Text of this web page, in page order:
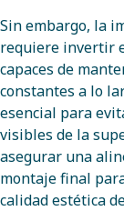
Sin embargo, la
requiere invertir
capaces de
constantes a lo
esencial para
visibles de la
asegurar una
montaje final
calidad estética